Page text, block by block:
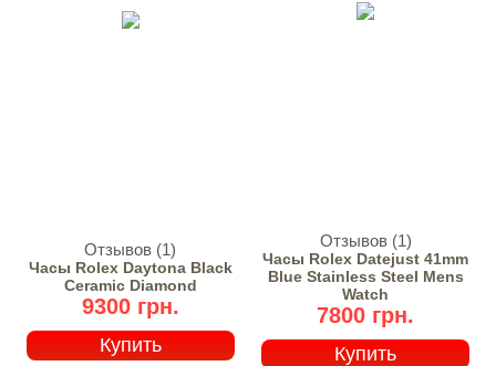
Отзывов (1)
Часы Rolex Daytona Black
Ceramic Diamond
9300 грн.
Купить
Отзывов (1)
Часы Rolex Datejust 41mm
Blue Stainless Steel Mens
Watch
7800 грн.
Купить